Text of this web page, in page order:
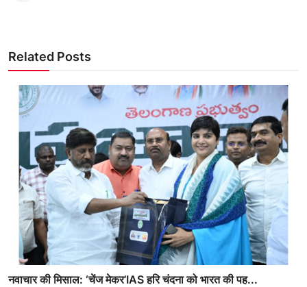
Related Posts
नवाचार की मिसाल: ‘चेंज मेकर’IAS हरि चंदना को भारत की पह...